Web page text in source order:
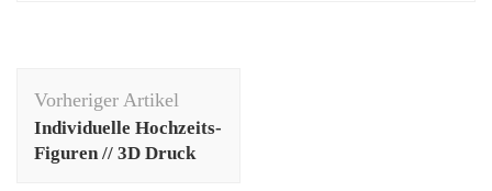
Vorheriger Artikel
Individuelle Hochzeits-
Figuren // 3D Druck